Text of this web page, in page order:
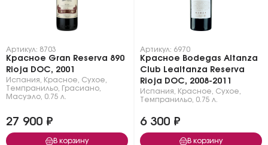
Артикул: 8703
Красное Gran Reserva 890
Rioja DOC, 2001
Испания Красное Сухое
Темпранильо
Грасиано
Масуэло 0.75 л.
27 900 ₽
В корзину
Артикул: 6970
Красное Bodegas Altanza
Club Lealtanza Reserva
Rioja DOC, 2008-2011
Испания Красное Сухое
Темпранильо 0.75 л.
6 300 ₽
В корзину